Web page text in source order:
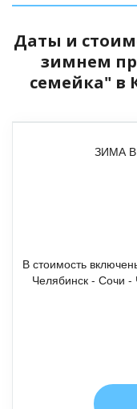
Даты и
зимнем
семейка" в
ЗИМА В
В стоимость
Челябинск - Сочи -